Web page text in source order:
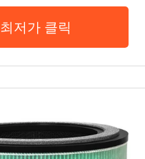
최저가 클릭